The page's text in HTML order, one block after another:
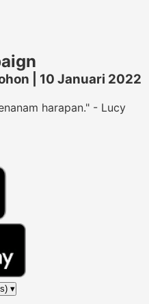
| 10 Januari 2022
harapan." - Lucy
▾